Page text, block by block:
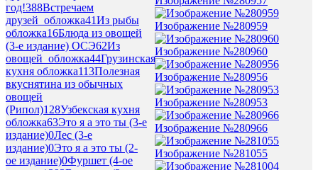
год!388Встречаем
друзей_обложка41Из рыбы
обложка16Блюда из овощей
(3-е издание) ОСЭ62Из
овощей_обложка44Грузинская
кухня обложка113Полезная
вкуснятина из обычных
овощей
(Рипол)128Узбекская кухня
обложка63Это я а это ты (3-е
издание)0Лес (3-е
издание)0Это я а это ты (2-
ое издание)0Фуршет (4-ое
Изображение №280959
Изображение №280960
Изображение №280956
Изображение №280953
Изображение №280966
Изображение №281055